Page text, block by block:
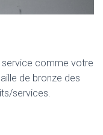
comme votre
de bronze des
services.